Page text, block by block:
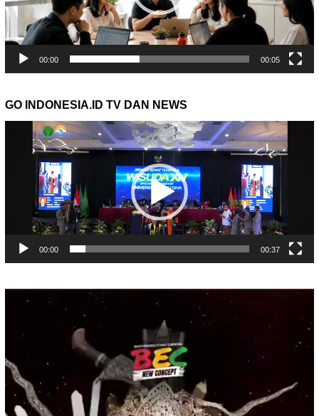
00:00 00:05
GO INDONESIA.ID TV DAN NEWS
Pemutar
00:00 00:37